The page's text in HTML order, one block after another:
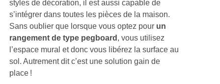
styles de décoration, il est aussi capable de
s’intégrer dans toutes les pièces de la maison.
Sans oublier que lorsque vous optez pour un
rangement de type pegboard, vous utilisez
l’espace mural et donc vous libérez la surface au
sol. Autrement dit c’est une solution gain de
place !